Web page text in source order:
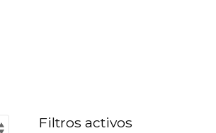
Filtros activos